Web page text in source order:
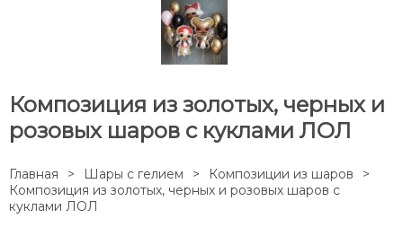
Композиция из золотых, черных и
розовых шаров с куклами ЛОЛ
Главная Шары с гелием
Композиции из шаров
Композиция из золотых, черных и розовых шаров с
куклами ЛОЛ